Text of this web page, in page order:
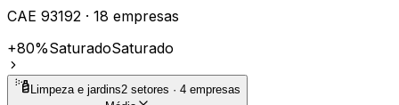
CAE 93192 · 18 empresas
+80%SaturadoSaturado
Limpeza e jardins2 setores · 4 empresas